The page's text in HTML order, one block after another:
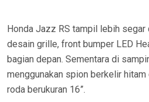
Honda Jazz RS tampil lebih segar
desain grille, front bumper LED
bagian depan. Sementara di
menggunakan spion berkelir hitam
roda berukuran 16”.